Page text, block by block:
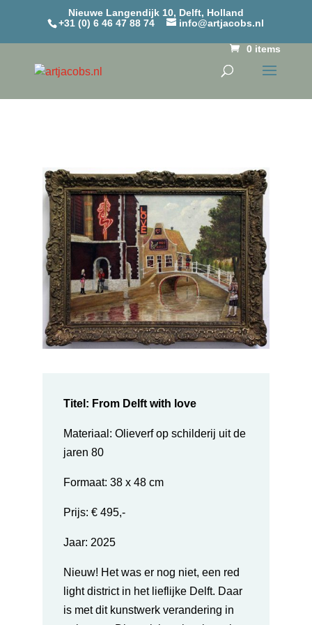
Nieuwe Langendijk 10, Delft, Holland
+31 (0) 6 46 47 88 74
info@artjacobs.nl
0 items
Titel: From Delft with love
Materiaal: Olieverf op schilderij uit de
jaren 80
Formaat: 38 x 48 cm
Prijs: € 495,-
Jaar: 2025
Nieuw! Het was er nog niet, een red
light district in het lieflijke Delft. Daar
is met dit kunstwerk verandering in